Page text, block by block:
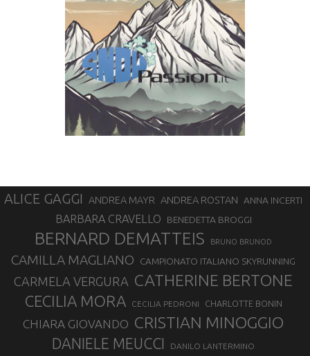
ALICE GAGGI ANDREA MAYR ANDREA ROSTAN ANNA INCERTI
BARBARA CRAVELLO BENEDETTA BROGGI
BERNARD DEMATTEIS BRUNO BRUNOD
CAMILLA MAGLIANO CAMPIONATO ITALIANO SKYRUNNING
CARMELA VERGURA CATHERINE BERTONE
CECILIA MORA CECILIA PEDRONI CHARLOTTE BONIN
CHIARA GIOVANDO CRISTIAN MINOGGIO
DANIELE MEUCCI DANILO LANTERMINO